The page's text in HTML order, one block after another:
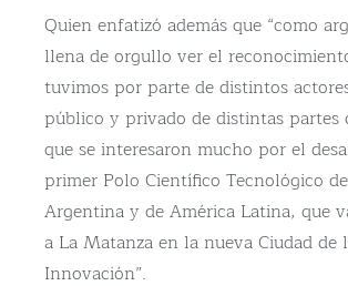
Quien enfatizó además que “como
llena de orgullo ver el
tuvimos por parte de distintos
público y privado de distintas
que se interesaron mucho por el
primer Polo Científico Tecnológico
Argentina y de América Latina, que
a La Matanza en la nueva Ciudad de
Innovación”.